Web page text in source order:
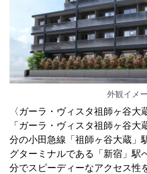
外観イメ
〈ガーラ・ヴィスタ祖師ヶ谷大
「ガーラ・ヴィスタ祖師ヶ谷
分の小田急線「祖師ヶ谷大蔵」
グターミナルである「新宿」駅
分でスピーディーなアクセス性